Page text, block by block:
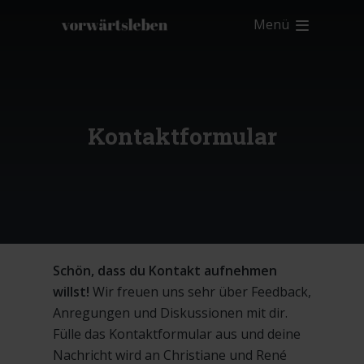
Menü
Kontaktformular
Schön, dass du Kontakt aufnehmen
willst! Wir freuen uns sehr über Feedback,
Anregungen und Diskussionen mit dir.
Fülle das Kontaktformular aus und deine
Nachricht wird an Christiane und René